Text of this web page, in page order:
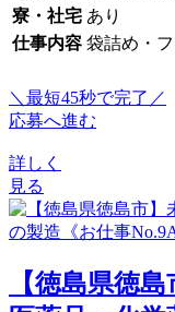
寮・社宅 あり
仕事内容 袋詰め・
＼最短45秒で完了／
応募へ進む
詳しく
見る
【徳島県徳